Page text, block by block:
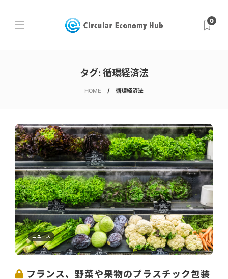
0
タグ: 循環経済法
HOME 循環経済法
ニュース
フランス、野菜や果物のプラスチック包装